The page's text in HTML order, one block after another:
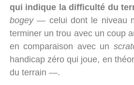
qui indique la difficulté du
bogey— celui dont le niveau
terminer un trou avec un coup
en comparaison avec un
handicap zéro qui joue, en
du terrain —.